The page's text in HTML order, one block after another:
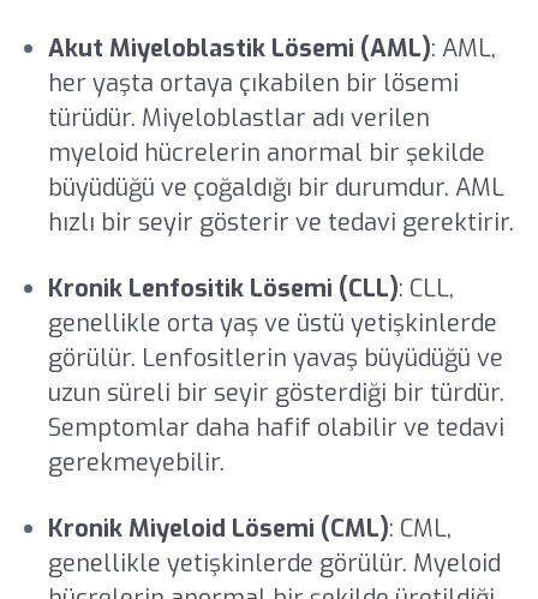
Akut Miyeloblastik Lösemi (AML): AML,
her yaşta ortaya çıkabilen bir lösemi
türüdür. Miyeloblastlar adı verilen
myeloid hücrelerin anormal bir şekilde
büyüdüğü ve çoğaldığı bir durumdur. AML
hızlı bir seyir gösterir ve tedavi gerektirir.
Kronik Lenfositik Lösemi (CLL): CLL,
genellikle orta yaş ve üstü yetişkinlerde
görülür. Lenfositlerin yavaş büyüdüğü ve
uzun süreli bir seyir gösterdiği bir türdür.
Semptomlar daha hafif olabilir ve tedavi
gerekmeyebilir.
Kronik Miyeloid Lösemi (CML): CML,
genellikle yetişkinlerde görülür. Myeloid